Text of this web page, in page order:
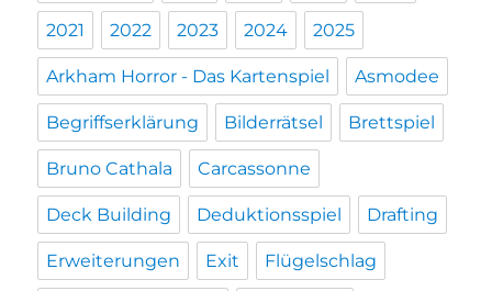
2021 2022 2023 2024 2025
Arkham Horror - Das Kartenspiel Asmodee
Begriffserklärung Bilderrätsel Brettspiel
Bruno Cathala Carcassonne
Deck Building Deduktionsspiel Drafting
Erweiterungen Exit Flügelschlag